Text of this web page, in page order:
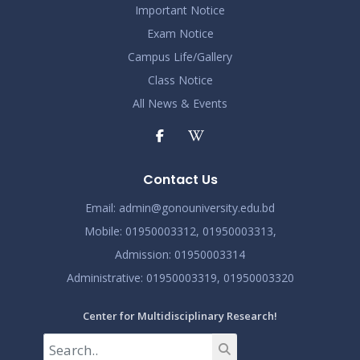
Read More
২০২৩) বিজ্ঞপ্তি
Read More
Read More
Important Notice
Exam Notice
Campus Life/Gallery
Class Notice
All News & Events
Contact Us
Email: admin@gonouniversity.edu.bd
Mobile: 01950003312, 01950003313,
Admission: 01950003314
Administrative: 01950003319, 01950003320
Center for Multidisciplinary Research!